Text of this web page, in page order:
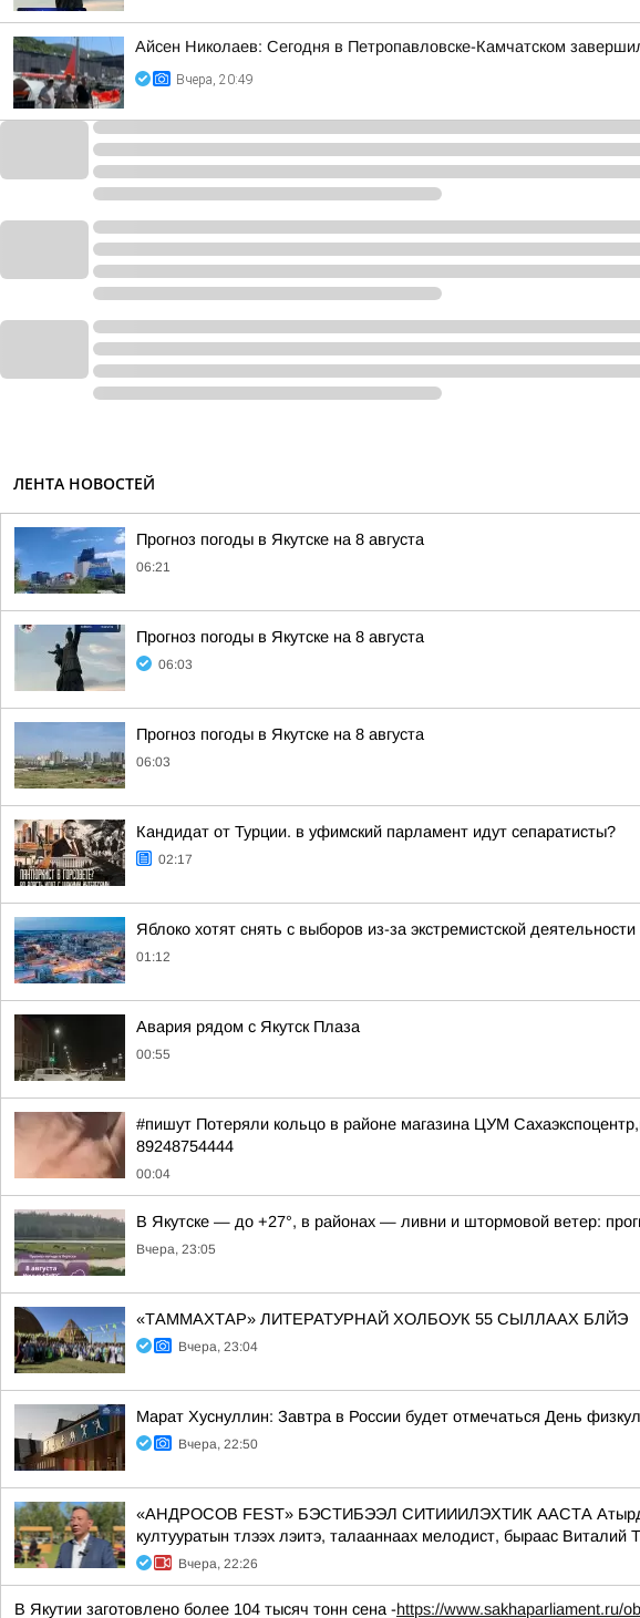
Айсен Николаев: Сегодня в Петропавловске-Камчатском
Вчера, 20:49
ЛЕНТА НОВОСТЕЙ
Прогноз погоды в Якутске на 8 августа
06:21
Прогноз погоды в Якутске на 8 августа
06:03
Прогноз погоды в Якутске на 8 августа
06:03
Кандидат от Турции. в уфимский парламент идут сепаратисты?
02:17
Яблоко хотят снять с выборов из-за экстремистской
01:12
Авария рядом с Якутск Плаза
00:55
#пишут Потеряли кольцо в районе магазина ЦУМ
89248754444
00:04
В Якутске — до +27°, в районах — ливни и штормовой ветер:
Вчера, 23:05
«ТАММАХТАР» ЛИТЕРАТУРНАЙ ХОЛБОУК 55 СЫЛЛААХ БЛЙЭ
Вчера, 23:04
Марат Хуснуллин: Завтра в России будет отмечаться День
Вчера, 22:50
«АНДРОСОВ FEST» БЭСТИБЭЭЛ СИТИИИЛЭХТИК ААСТА Атырдьах
култууратын тлээх лэитэ, талааннаах мелодист, быраас Виталий
Вчера, 22:26
В Якутии заготовлено более 104 тысяч тонн сена -https://www.sakhaparliament.ru/